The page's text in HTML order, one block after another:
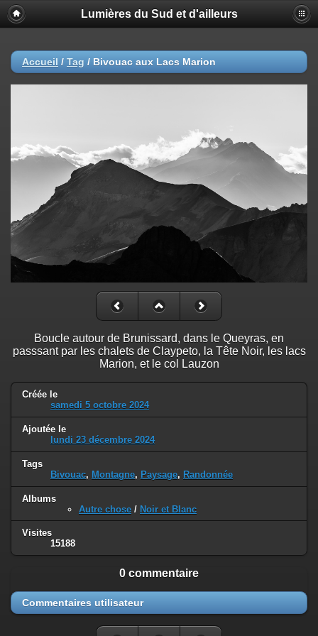
Lumières du Sud et d'ailleurs
Accueil / Tag / Bivouac aux Lacs Marion
Boucle autour de Brunissard, dans le Queyras, en
passsant par les chalets de Claypeto, la Tête Noir, les lacs
Marion, et le col Lauzon
Créée le
samedi 5 octobre 2024
Ajoutée le
lundi 23 décembre 2024
Tags
Bivouac, Montagne, Paysage, Randonnée
Albums
Autre chose / Noir et Blanc
Visites
15188
0 commentaire
Commentaires utilisateur